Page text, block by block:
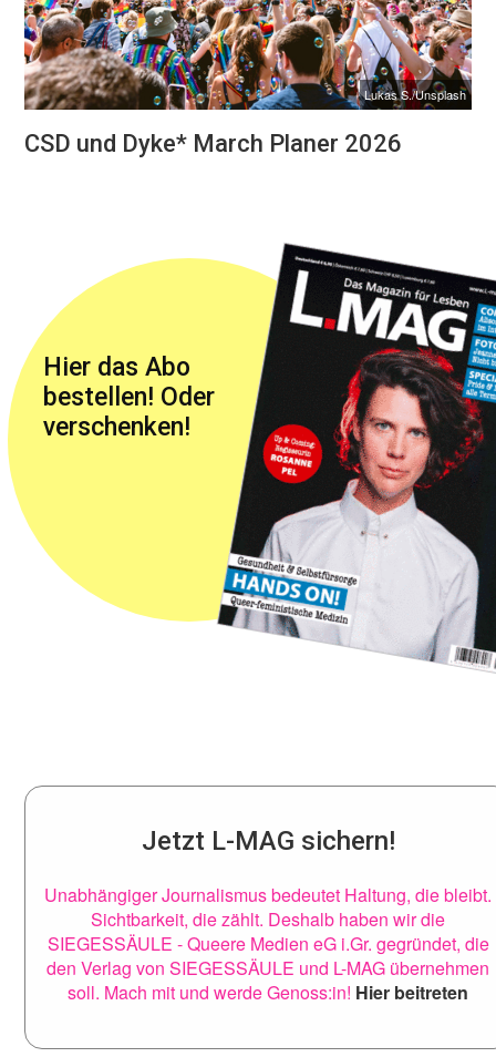
Lukas S./Unsplash
CSD und Dyke* March Planer 2026
Hier das Abo
bestellen! Oder
verschenken!
Jetzt L-MAG sichern!
Unabhängiger Journalismus bedeutet Haltung, die bleibt.
Sichtbarkeit, die zählt. Deshalb haben wir die
SIEGESSÄULE - Queere Medien eG i.Gr. gegründet, die
den Verlag von SIEGESSÄULE und L-MAG übernehmen
soll. Mach mit und werde Genoss:in! Hier beitreten